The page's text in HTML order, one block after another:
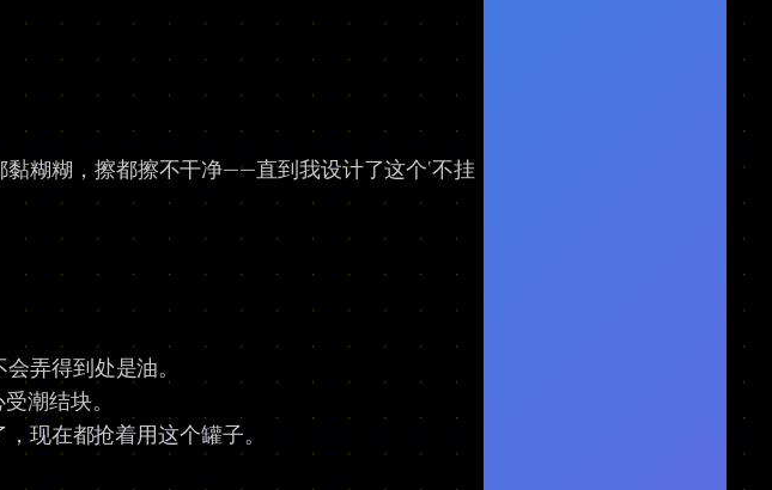
糊糊，擦都擦不干净——直到我设计了这个‘不挂
弄得到处是油。
潮结块。
现在都抢着用这个罐子。